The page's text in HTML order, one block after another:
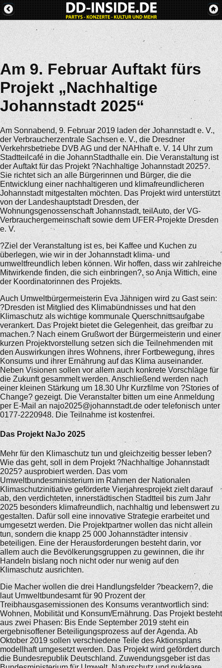
Am 9. Februar Auftakt fürs
Projekt „Nachhaltige
Johannstadt 2025“
Am Sonnabend, 9. Februar 2019 laden der Johannstadt e. V.,
der Verbraucherzentrale Sachsen e. V., die Dresdner
Verkehrsbetriebe DVB AG und der NAHhaft e. V. 14 Uhr zum
Stadtteilcafé in die JohannStadthalle ein. Die Veranstaltung ist
der Auftakt für das Projekt ?Nachhaltige Johannstadt 2025?.
Sie richtet sich an alle Bürgerinnen und Bürger, die die
Entwicklung einer nachhaltigeren und klimafreundlicheren
Johannstadt mitgestalten möchten. Das Projekt wird unterstützt
von der Landeshauptstadt Dresden, der
Wohnungsgenossenschaft Johannstadt, teilAuto, der VG-
Verbrauchergemeinschaft sowie dem UFER-Projekte Dresden
e. V.
?Ziel der Veranstaltung ist es, bei Kaffee und Kuchen zu
überlegen, wie wir in der Johannstadt klima- und
umweltfreundlich leben können. Wir hoffen, dass wir zahlreiche
Mitwirkende finden, die sich einbringen?, so Anja Wittich, eine
der Koordinatorinnen des Projekts.
Auch Umweltbürgermeisterin Eva Jähnigen wird zu Gast sein:
?Dresden ist Mitglied des Klimabündnisses und hat den
Klimaschutz als wichtige kommunale Querschnittsaufgabe
verankert. Das Projekt bietet die Gelegenheit, das greifbar zu
machen.? Nach einem Grußwort der Bürgermeisterin und einer
kurzen Projektvorstellung setzen sich die Teilnehmenden mit
den Auswirkungen ihres Wohnens, ihrer Fortbewegung, ihres
Konsums und ihrer Ernährung auf das Klima auseinander.
Neben Visionen sollen vor allem auch konkrete Vorschläge für
die Zukunft gesammelt werden. Anschließend werden nach
einer kleinen Stärkung um 18.30 Uhr Kurzfilme von ?Stories of
Change? gezeigt. Die Veranstalter bitten um eine Anmeldung
per E-Mail an najo2025@johannstadt.de oder telefonisch unter
0177-2220948. Die Teilnahme ist kostenfrei.
Das Projekt NaJo 2025
Mehr für den Klimaschutz tun und gleichzeitig besser leben?
Wie das geht, soll in dem Projekt ?Nachhaltige Johannstadt
2025? ausprobiert werden. Das vom
Umweltbundesministerium im Rahmen der Nationalen
Klimaschutzinitiative geförderte Vierjahresprojekt zielt darauf
ab, den verdichteten, innerstädtischen Stadtteil bis zum Jahr
2025 besonders klimafreundlich, nachhaltig und lebenswert zu
gestalten. Dafür soll eine innovative Strategie erarbeitet und
umgesetzt werden. Die Projektpartner wollen das nicht allein
tun, sondern die knapp 25 000 Johannstädter intensiv
beteiligen. Eine der Herausforderungen besteht darin, vor
allem auch die Bevölkerungsgruppen zu gewinnen, die ihr
Handeln bislang noch nicht oder nur wenig auf den
Klimaschutz ausrichten.
Die Macher wollen die drei Handlungsfelder ?beackern?, die
laut Umweltbundesamt für 90 Prozent der
Treibhausgasemissionen des Konsums verantwortlich sind:
Wohnen, Mobilität und Konsum/Ernährung. Das Projekt besteht
aus zwei Phasen: Bis Ende September 2019 steht ein
ergebnisoffener Beteiligungsprozess auf der Agenda. Ab
Oktober 2019 sollen verschiedene Teile des Aktionsplans
modellhaft umgesetzt werden. Das Projekt wird gefördert durch
die Bundesrepublik Deutschland. Zuwendungsgeber ist das